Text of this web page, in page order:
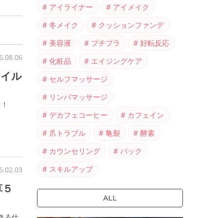
ル
アイライナー
アイメイク
冬メイク
クッションファンデ
美容液
プチプラ
好転反応
化粧品
エイジングケア
セルフマッサージ
リンパマッサージ
デカフェコーヒー
カフェイン
爪トラブル
亀裂
酵素
カウンセリング
パック
スキルアップ
ALL